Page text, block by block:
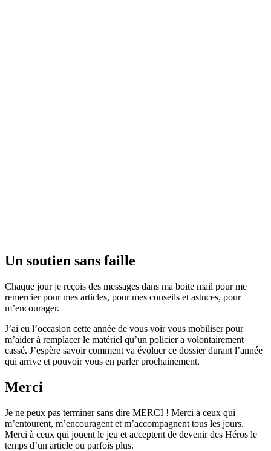
Un soutien sans faille
Chaque jour je reçois des messages dans ma boite mail pour me
remercier pour mes articles, pour mes conseils et astuces, pour
m’encourager.
J’ai eu l’occasion cette année de vous voir vous mobiliser pour
m’aider à remplacer le matériel qu’un policier a volontairement
cassé. J’espère savoir comment va évoluer ce dossier durant l’année
qui arrive et pouvoir vous en parler prochainement.
Merci
Je ne peux pas terminer sans dire MERCI ! Merci à ceux qui
m’entourent, m’encouragent et m’accompagnent tous les jours.
Merci à ceux qui jouent le jeu et acceptent de devenir des Héros le
temps d’un article ou parfois plus.